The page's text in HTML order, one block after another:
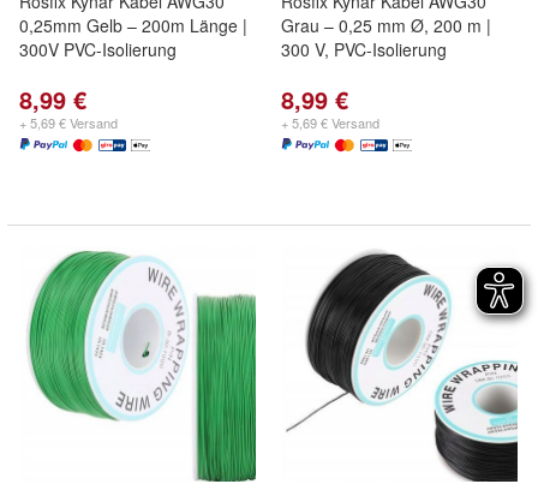
0,25mm Gelb – 200m Länge |
300V PVC-Isolierung
8,99 €
+ 5,69 € Versand
Grau – 0,25 mm Ø, 200 m |
300 V, PVC-Isolierung
8,99 €
+ 5,69 € Versand